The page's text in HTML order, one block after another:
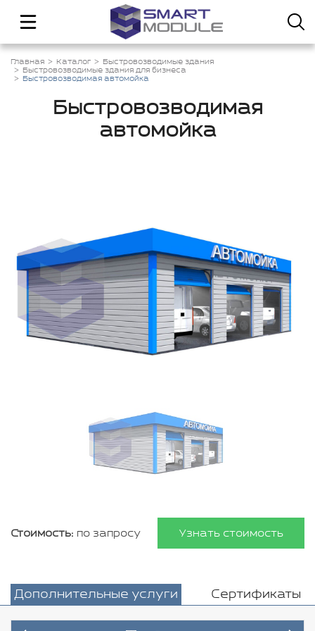
Главная Каталог
Быстровозводимые здания
Быстровозводимые здания для бизнеса
Быстровозводимая автомойка
Быстровозводимая
автомойка
Стоимость: по запросу Узнать стоимость
Дополнительные услуги Сертификаты